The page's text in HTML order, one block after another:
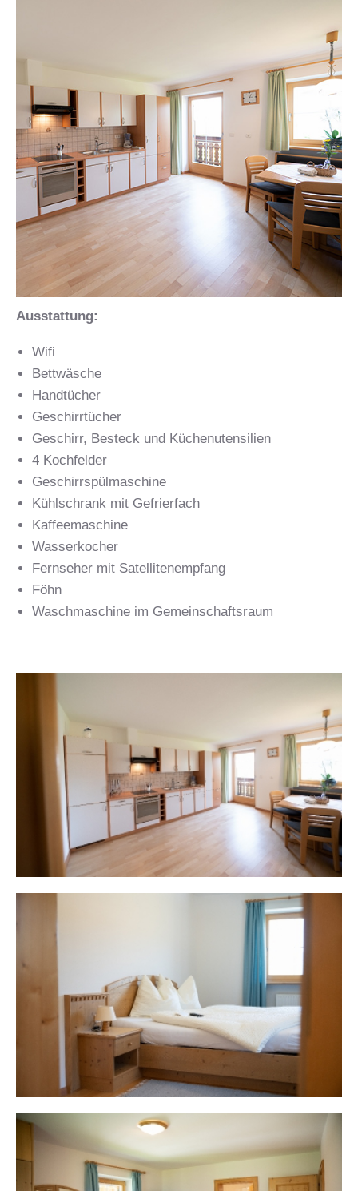
Ausstattung:
Wifi
Bettwäsche
Handtücher
Geschirrtücher
Geschirr, Besteck und Küchenutensilien
4 Kochfelder
Geschirrspülmaschine
Kühlschrank mit Gefrierfach
Kaffeemaschine
Wasserkocher
Fernseher mit Satellitenempfang
Föhn
Waschmaschine im Gemeinschaftsraum